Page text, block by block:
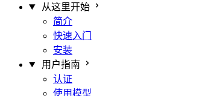
从这里开始
简介
快速入门
安装
用户指南
认证
使用模型